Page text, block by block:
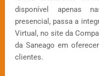
disponível apenas
presencial, passa a
Virtual, no site da
da Saneago em
clientes.